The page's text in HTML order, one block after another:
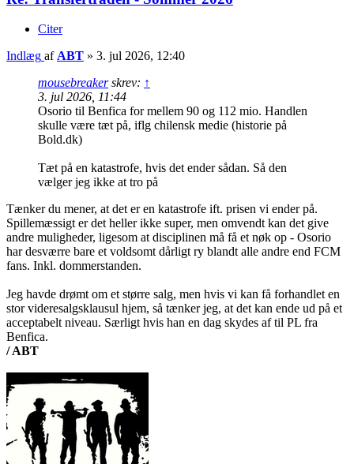
Citer
Indlæg af ABT » 3. jul 2026, 12:40
mousebreakerskrev: ↑
3. jul 2026, 11:44
Osorio til Benfica for mellem 90 og 112 mio. Handlen
skulle være tæt på, iflg chilensk medie (historie på
Bold.dk)
Tæt på en katastrofe, hvis det ender sådan. Så den
vælger jeg ikke at tro på
Tænker du mener, at det er en katastrofe ift. prisen vi ender på.
Spillemæssigt er det heller ikke super, men omvendt kan det give
andre muligheder, ligesom at disciplinen må få et nøk op - Osorio
har desværre bare et voldsomt dårligt ry blandt alle andre end FCM
fans. Inkl. dommerstanden.
Jeg havde drømt om et større salg, men hvis vi kan få forhandlet en
stor videresalgsklausul hjem, så tænker jeg, at det kan ende ud på et
acceptabelt niveau. Særligt hvis han en dag skydes af til PL fra
Benfica.
/ ABT